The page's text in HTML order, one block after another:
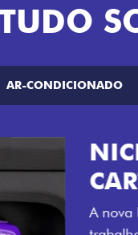
AR-CONDICIONADO